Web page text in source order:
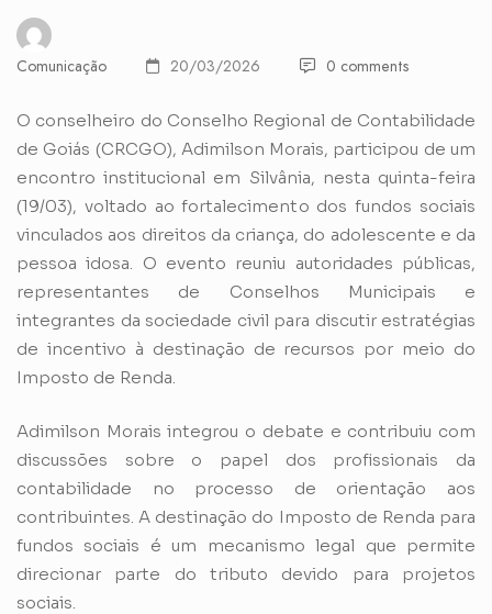
Comunicação 20/03/2026 0 comments
O conselheiro do Conselho Regional de Contabilidade
de Goiás (CRCGO), Adimilson Morais, participou de um
encontro institucional em Silvânia, nesta quinta-feira
(19/03), voltado ao fortalecimento dos fundos sociais
vinculados aos direitos da criança, do adolescente e da
pessoa idosa. O evento reuniu autoridades públicas,
representantes de Conselhos Municipais e
integrantes da sociedade civil para discutir estratégias
de incentivo à destinação de recursos por meio do
Imposto de Renda.
Adimilson Morais integrou o debate e contribuiu com
discussões sobre o papel dos profissionais da
contabilidade no processo de orientação aos
contribuintes. A destinação do Imposto de Renda para
fundos sociais é um mecanismo legal que permite
direcionar parte do tributo devido para projetos
sociais.